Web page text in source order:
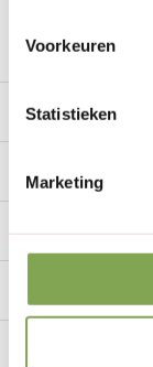
Voorkeuren
Statistieken
Marketing
Beschrijving
Reviews
Specificaties